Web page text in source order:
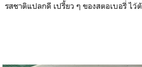
รสชาติแปลกดี เปรี้ยว ๆ ของสตอเบอรี่ ไว้